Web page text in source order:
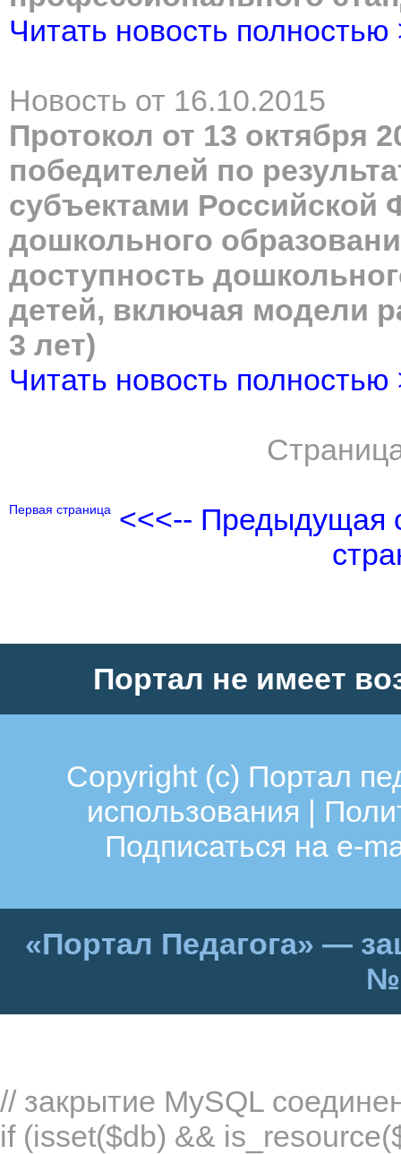
Читать новость полностью
Новость от 16.10.2015
Протокол от 13 октября
победителей по
субъектами
дошкольного
доступность
детей, включая модели
3 лет)
Читать новость полностью
Первая страница
<<<-- Предыдущая
Портал не имеет
Copyright (c) Портал
использования |
Подписаться на e-
«Портал Педагога» —
// закрытие MySQL
if (isset($db) &&